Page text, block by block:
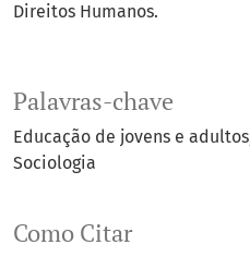
Palavras-chave
Educação de jovens e adultos
Sociologia
Como Citar
Direitos Humanos.